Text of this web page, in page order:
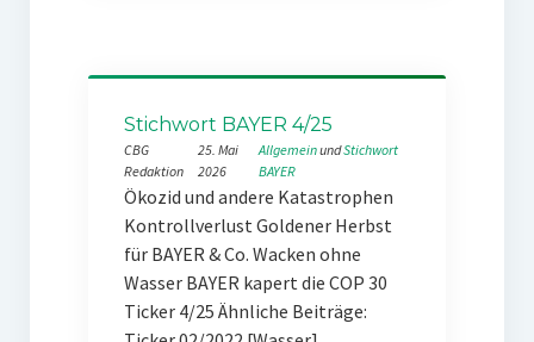
Stichwort BAYER 4/25
CBG
Redaktion
25. Mai
2026
Allgemein und Stichwort
BAYER
Ökozid und andere Katastrophen
Kontrollverlust Goldener Herbst
für BAYER & Co. Wacken ohne
Wasser BAYER kapert die COP 30
Ticker 4/25 Ähnliche Beiträge: